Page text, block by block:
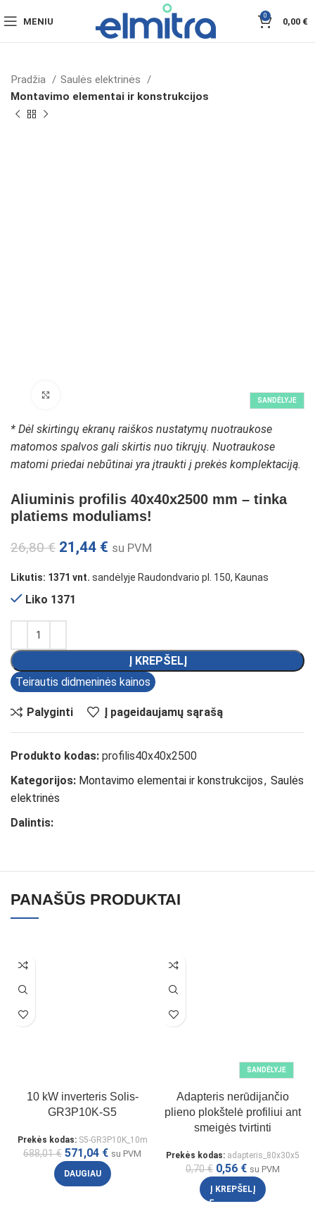
MENIU
0
0,00 €
Pradžia
Saulės elektrinės
Montavimo elementai ir konstrukcijos
SANDĖLYJE
* Dėl skirtingų ekranų raiškos nustatymų nuotraukose
matomos spalvos gali skirtis nuo tikrųjų. Nuotraukose
matomi priedai nebūtinai yra įtraukti į prekės komplektaciją.
Aliuminis profilis 40x40x2500 mm – tinka
platiems moduliams!
26,80€ 21,44 € su PVM
Likutis: 1371 vnt. sandėlyje Raudondvario pl. 150, Kaunas
Liko 1371
Į KREPŠELĮ
Teirautis didmeninės kainos
Palyginti Į pageidaujamų sąrašą
Produkto kodas: profilis40x40x2500
Kategorijos: Montavimo elementai ir konstrukcijos, Saulės
elektrinės
Dalintis:
PANAŠŪS PRODUKTAI
10 kW inverteris Solis-
GR3P10K-S5
Prekės kodas: S5-GR3P10K_10m
688,01€ 571,04 € su PVM
DAUGIAU
SANDĖLYJE
Adapteris nerūdijančio
plieno plokštelė profiliui ant
smeigės tvirtinti
Prekės kodas: adapteris_80x30x5
0,70€ 0,56 € su PVM
Į KREPŠELĮ